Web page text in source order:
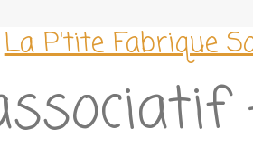
La P'tite Fabrique